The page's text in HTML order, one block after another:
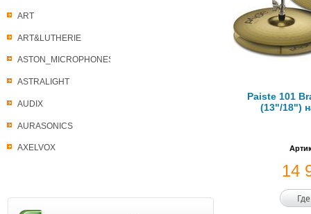
ART
ART&LUTHERIE
ASTON_MICROPHONES
ASTRALIGHT
AUDIX
AURASONICS
AXELVOX
Paiste 101
(13"/18")
14